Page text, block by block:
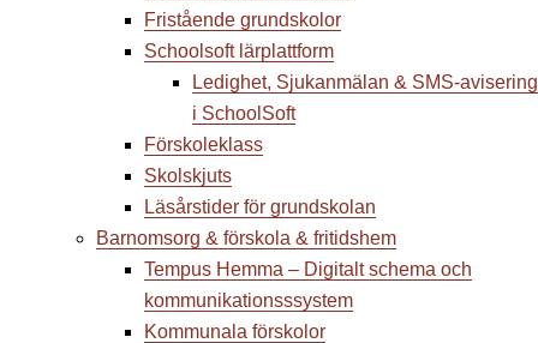
Fristående grundskolor
Schoolsoft lärplattform
Ledighet, Sjukanmälan & SMS-avisering
i SchoolSoft
Förskoleklass
Skolskjuts
Läsårstider för grundskolan
Barnomsorg & förskola & fritidshem
Tempus Hemma – Digitalt schema och
kommunikationsssystem
Kommunala förskolor